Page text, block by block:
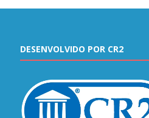
DESENVOLVIDO POR CR2